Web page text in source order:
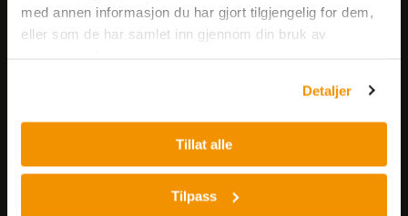
med annen informasjon du har gjort tilgjengelig for dem,
eller som de har samlet inn gjennom din bruk av
Detaljer
Tillat alle
Tilpass
Nils Hansens vei 8